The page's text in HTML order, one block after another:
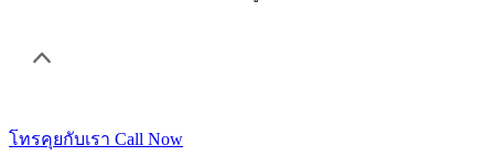
โทรคุยกับเรา Call Now